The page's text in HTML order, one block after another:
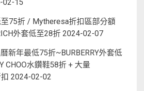
02-15
75折 / Mytheresa折扣區部分額
外套低至28折 2024-02-07
新年最低75折~BURBERRY外套低
CHOO水鑽鞋58折 + 大量
2024-02-02